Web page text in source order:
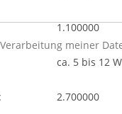
1.100000
ca. 5 bis 12
2.700000
meiner